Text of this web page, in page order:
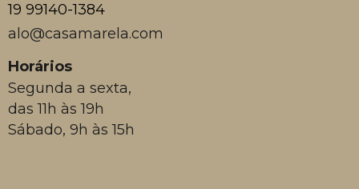
19 99140-1384
alo@casamarela.com
Horários
Segunda a sexta,
das 11h às 19h
Sábado, 9h às 15h